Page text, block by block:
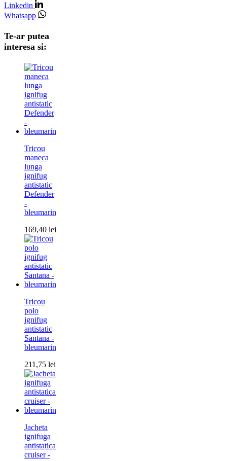
Linkedin
Whatsapp
Te-ar putea
interesa si:
Tricou
maneca
lunga
ignifug
antistatic
Defender
-
bleumarin
169,40 lei
Tricou
polo
ignifug
antistatic
Santana -
bleumarin
211,75 lei
Jacheta
ignifuga
antistatica
cruiser -